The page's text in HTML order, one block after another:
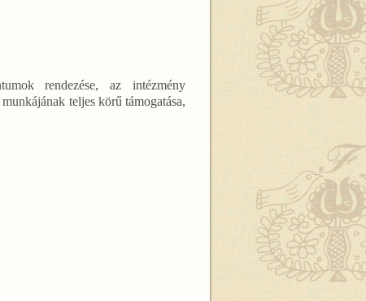
rendezése, az intézmény
teljes körű támogatása,